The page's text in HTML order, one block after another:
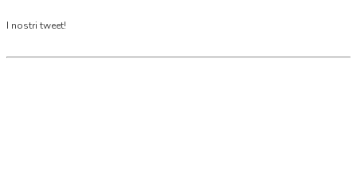
I nostri tweet!